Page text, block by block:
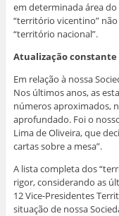
em determinada área
“território vicentino”
“território nacional”.
Atualização constante
Em relação à nossa
Nos últimos anos, as
números aproximados,
aprofundado. Foi o
Lima de Oliveira, que
cartas sobre a mesa”.
A lista completa dos
rigor, considerando as
12 Vice-Presidentes
situação de nossa